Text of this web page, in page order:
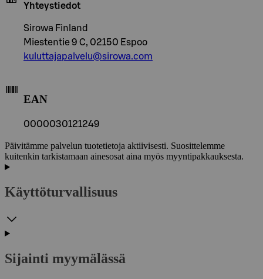
Yhteystiedot
Sirowa Finland
Miestentie 9 C, 02150 Espoo
kuluttajapalvelu@sirowa.com
EAN
0000030121249
Päivitämme palvelun tuotetietoja aktiivisesti. Suosittelemme
kuitenkin tarkistamaan ainesosat aina myös myyntipakkauksesta.
Käyttöturvallisuus
Sijainti myymälässä